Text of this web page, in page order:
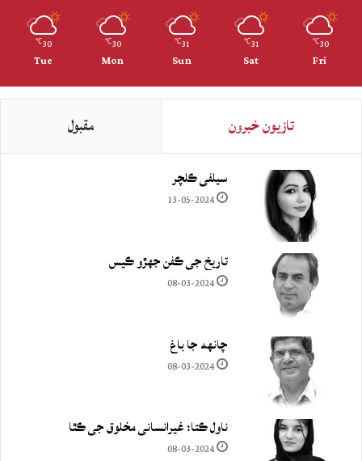
30
℃
Fri
31
℃
Sat
31
℃
Sun
30
℃
Mon
30
℃
Tue
تازيون خبرون مقبول
سيلفي ڪلچر
13-05-2024
تاريخ جي ڪفن جھڙو ڪيس
08-03-2024
چانهه جا باغ
08-03-2024
ناول ڪتا: غيرانساني مخلوق جي ڪٿا
08-03-2024